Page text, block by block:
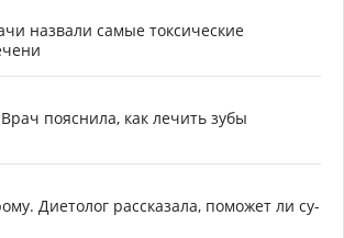
назвали самые токсические
пояснила, как лечить зубы
Диетолог рассказала, поможет ли су-